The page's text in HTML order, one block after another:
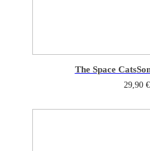
The Space Cats
29,90 €